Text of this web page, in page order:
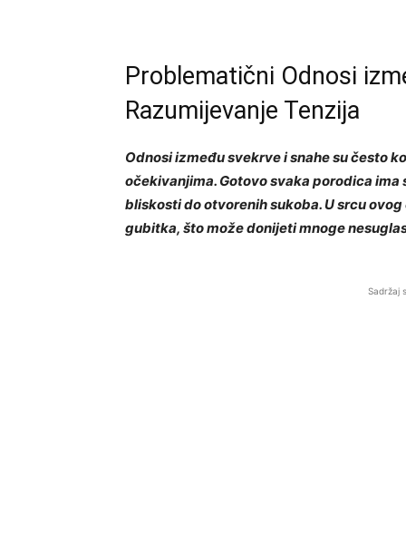
Problematični Odnosi
Razumijevanje Tenzija
Odnosi između svekrve i snahe su često
očekivanjima. Gotovo svaka porodica
bliskosti do otvorenih sukoba. U srcu
gubitka, što može donijeti mnoge
Sadržaj